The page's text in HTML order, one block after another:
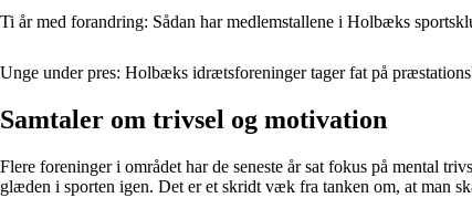
Ti år med forandring: Sådan har medlemstallene i Holbæks
Unge under pres: Holbæks idrætsforeninger tager fat på
Samtaler om trivsel og motivation
Flere foreninger i området har de seneste år sat fokus på mental
glæden i sporten igen. Det er et skridt væk fra tanken om, at man